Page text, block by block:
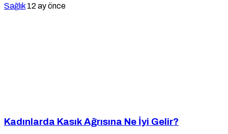
Sağlık 12 ay önce
Kadınlarda Kasık Ağrısına Ne İyi Gelir?